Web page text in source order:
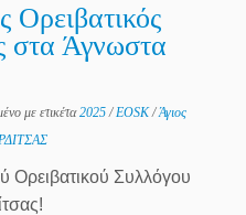
Ορειβατικός
στα Άγνωστα
με ετικέτα2025 / EOSK/Άγιος
Ορειβατικού Συλλόγου